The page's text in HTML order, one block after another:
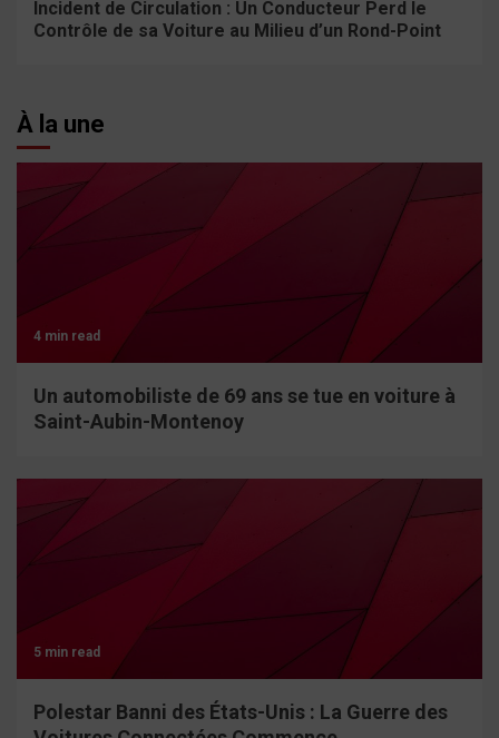
Incident de Circulation : Un Conducteur Perd le
Contrôle de sa Voiture au Milieu d’un Rond-Point
À la une
4 min read
Un automobiliste de 69 ans se tue en voiture à
Saint-Aubin-Montenoy
5 min read
Polestar Banni des États-Unis : La Guerre des